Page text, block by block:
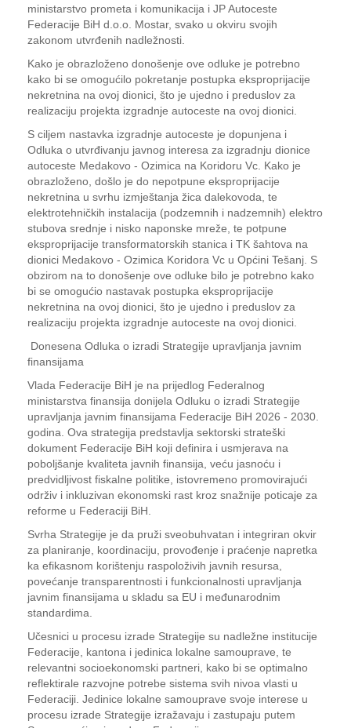
ministarstvo prometa i komunikacija i JP Autoceste
Federacije BiH d.o.o. Mostar, svako u okviru svojih
zakonom utvrđenih nadležnosti.
Kako je obrazloženo donošenje ove odluke je potrebno
kako bi se omogućilo pokretanje postupka eksproprijacije
nekretnina na ovoj dionici, što je ujedno i preduslov za
realizaciju projekta izgradnje autoceste na ovoj dionici.
S ciljem nastavka izgradnje autoceste je dopunjena i
Odluka o utvrđivanju javnog interesa za izgradnju dionice
autoceste Medakovo - Ozimica na Koridoru Vc. Kako je
obrazloženo, došlo je do nepotpune eksproprijacije
nekretnina u svrhu izmještanja žica dalekovoda, te
elektrotehničkih instalacija (podzemnih i nadzemnih) elektro
stubova srednje i nisko naponske mreže, te potpune
eksproprijacije transformatorskih stanica i TK šahtova na
dionici Medakovo - Ozimica Koridora Vc u Općini Tešanj. S
obzirom na to donošenje ove odluke bilo je potrebno kako
bi se omogućio nastavak postupka eksproprijacije
nekretnina na ovoj dionici, što je ujedno i preduslov za
realizaciju projekta izgradnje autoceste na ovoj dionici.
Donesena Odluka o izradi Strategije upravljanja javnim
finansijama
Vlada Federacije BiH je na prijedlog Federalnog
ministarstva finansija donijela Odluku o izradi Strategije
upravljanja javnim finansijama Federacije BiH 2026 - 2030.
godina. Ova strategija predstavlja sektorski strateški
dokument Federacije BiH koji definira i usmjerava na
poboljšanje kvaliteta javnih finansija, veću jasnoću i
predvidljivost fiskalne politike, istovremeno promovirajući
održiv i inkluzivan ekonomski rast kroz snažnije poticaje za
reforme u Federaciji BiH.
Svrha Strategije je da pruži sveobuhvatan i integriran okvir
za planiranje, koordinaciju, provođenje i praćenje napretka
ka efikasnom korištenju raspoloživih javnih resursa,
povećanje transparentnosti i funkcionalnosti upravljanja
javnim finansijama u skladu sa EU i međunarodnim
standardima.
Učesnici u procesu izrade Strategije su nadležne institucije
Federacije, kantona i jedinica lokalne samouprave, te
relevantni socioekonomski partneri, kako bi se optimalno
reflektirale razvojne potrebe sistema svih nivoa vlasti u
Federaciji. Jedinice lokalne samouprave svoje interese u
procesu izrade Strategije izražavaju i zastupaju putem